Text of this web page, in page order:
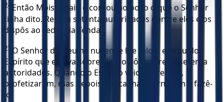
24 Então Moisés saiu e contou ao povo o que o Senhor
tinha dito. Reuniu setenta autoridades dentre eles e os
dispôs ao redor da Tenda.
25 O Senhor desceu na nuvem e lhe falou, e tirou do
Espírito que estava sobre ele e o pôs sobre as setenta
autoridades. Quando o Espírito veio sobre eles,
profetizaram, mas depois nunca mais tornaram a fazê-
lo.